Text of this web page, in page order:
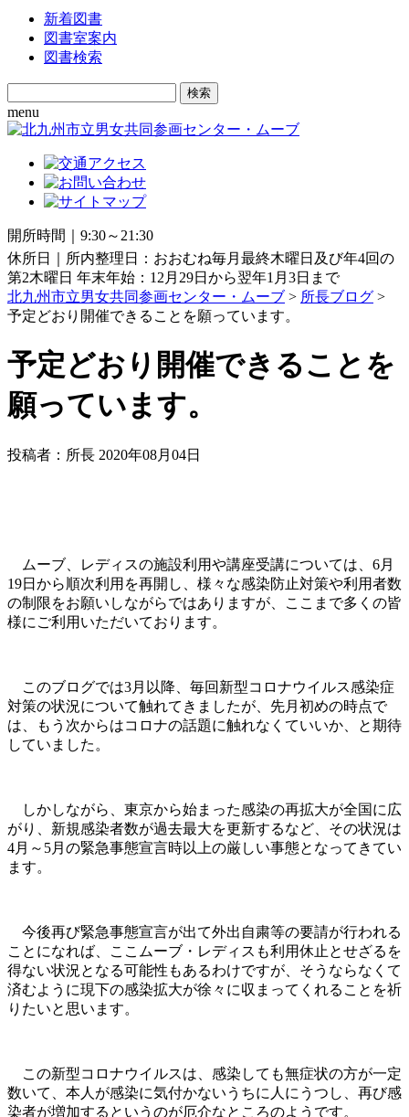
新着図書
図書室案内
図書検索
Search
for:
menu
開所時間｜9:30～21:30
休所日｜所内整理日：おおむね毎月最終木曜日及び年4回の
第2木曜日 年末年始：12月29日から翌年1月3日まで
北九州市立男女共同参画センター・ムーブ > 所長ブログ >
予定どおり開催できることを願っています。
予定どおり開催できることを
願っています。
投稿者：所長 2020年08月04日
ムーブ、レディスの施設利用や講座受講については、6月
19日から順次利用を再開し、様々な感染防止対策や利用者数
の制限をお願いしながらではありますが、ここまで多くの皆
様にご利用いただいております。
このブログでは3月以降、毎回新型コロナウイルス感染症
対策の状況について触れてきましたが、先月初めの時点で
は、もう次からはコロナの話題に触れなくていいか、と期待
していました。
しかしながら、東京から始まった感染の再拡大が全国に広
がり、新規感染者数が過去最大を更新するなど、その状況は
4月～5月の緊急事態宣言時以上の厳しい事態となってきてい
ます。
今後再び緊急事態宣言が出て外出自粛等の要請が行われる
ことになれば、ここムーブ・レディスも利用休止とせざるを
得ない状況となる可能性もあるわけですが、そうならなくて
済むように現下の感染拡大が徐々に収まってくれることを祈
りたいと思います。
この新型コロナウイルスは、感染しても無症状の方が一定
数いて、本人が感染に気付かないうちに人にうつし、再び感
染者が増加するというのが厄介なところのようです。